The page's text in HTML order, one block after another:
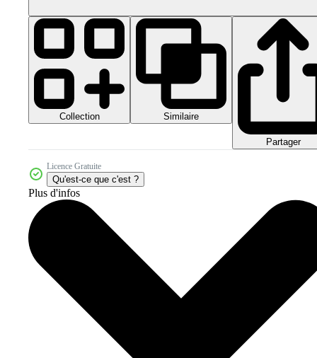
Collection Similaire
Partager
Licence Gratuite
Qu'est-ce que c'est ?
Plus d'infos